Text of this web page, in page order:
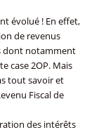
évolué ! En effet,
de revenus
dont notamment
case 2OP. Mais
tout savoir et
Fiscal de
des intérêts